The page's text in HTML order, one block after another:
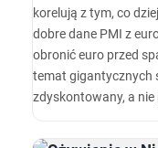
korelują z tym, co
dobre dane PMI z
obronić euro przed
temat gigantycznych
zdyskontowany, a nie
zinterpretowana dość